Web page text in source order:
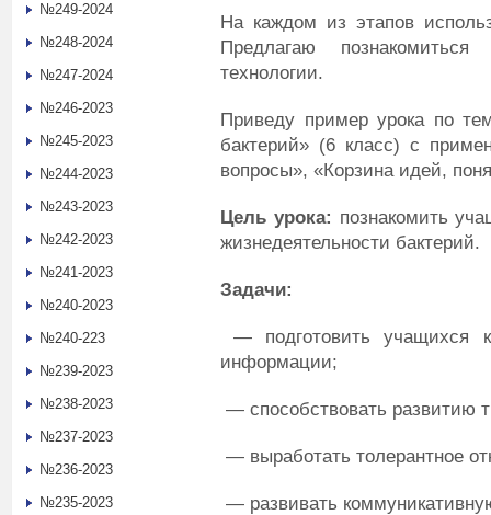
На каждом из этапов
Предлагаю
технологии.
Приведу пример урока по
бактерий» (6 класс) с
вопросы», «Корзина идей,
Цель урока: познакомить
жизнедеятельности бактерий.
Задачи:
— подготовить учащихся
информации;
— способствовать развитию
— выработать толерантное
— развивать
№249-2024
№248-2024
№247-2024
№246-2023
№245-2023
№244-2023
№243-2023
№242-2023
№241-2023
№240-2023
№240-223
№239-2023
№238-2023
№237-2023
№236-2023
№235-2023